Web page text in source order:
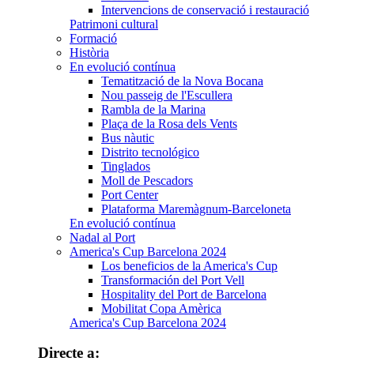
Intervencions de conservació i restauració
Patrimoni cultural
Formació
Història
En evolució contínua
Tematització de la Nova Bocana
Nou passeig de l'Escullera
Rambla de la Marina
Plaça de la Rosa dels Vents
Bus nàutic
Distrito tecnológico
Tinglados
Moll de Pescadors
Port Center
Plataforma Maremàgnum-Barceloneta
En evolució contínua
Nadal al Port
America's Cup Barcelona 2024
Los beneficios de la America's Cup
Transformación del Port Vell
Hospitality del Port de Barcelona
Mobilitat Copa Amèrica
America's Cup Barcelona 2024
Directe a: